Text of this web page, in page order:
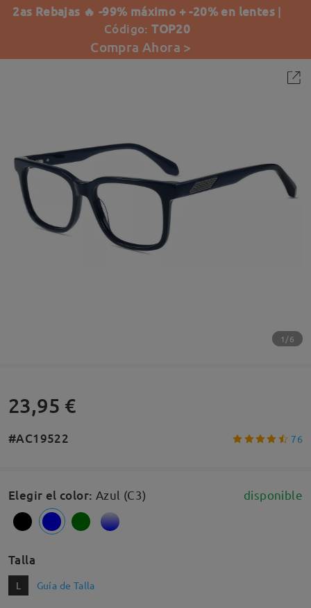
2as Rebajas 🔥 -99% máximo + -20% en lentes |
Código:TOP20
Compra Ahora >
1/6
23,95 €
#AC19522 76
Elegir el color: Azul (C3) disponible
Talla
L Guía de Talla